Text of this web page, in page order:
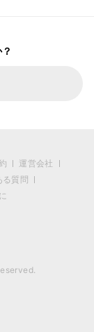
運営会社
る質問